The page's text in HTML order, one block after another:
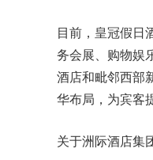
目前，皇冠假日
务会展、购物娱
酒店和毗邻西部
华布局，为宾客
关于洲际酒店集